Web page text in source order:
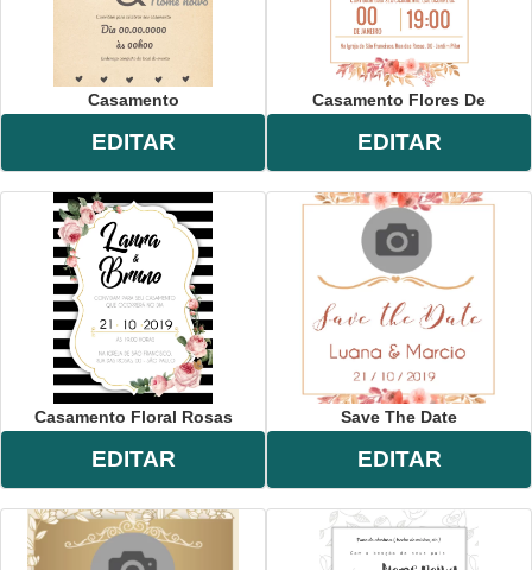
Casamento
EDITAR
Casamento Flores De
EDITAR
Casamento Floral Rosas
EDITAR
Save The Date
EDITAR